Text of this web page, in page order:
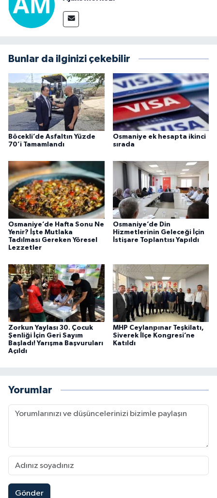
Bunlar da ilginizi çekebilir
Böcekli’de Asfaltın Yüzde
70’i Tamamlandı
Osmaniye ek hesapta ikinci
sırada
Osmaniye’de Hafta Sonu Ne
Yenir? İşte Mutlaka
Tadılması Gereken Yöresel
Lezzetler
Osmaniye’de Din
Hizmetlerinin Geleceği İçin
İstişare Toplantısı Yapıldı
Zorkun Yaylası 30. Çocuk
Şenliği İçin Geri Sayım
Başladı! Yarışma Başvuruları
Açıldı
MHP Ceylanpınar Teşkilatı,
Siverek İlçe Kongresi’ne
Katıldı
Yorumlar
Gönder